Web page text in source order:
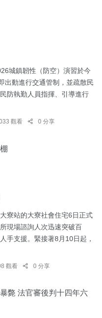
城鎮韌性（防空）演習於今
出動進行交通管制，並疏散民
防執勤人員指揮、引導進行
觀看 0 分享
寮站的大寮社會住宅6日正式
現場諮詢人次迅速突破百
手支援。緊接著8月10日起，
觀看 0 分享